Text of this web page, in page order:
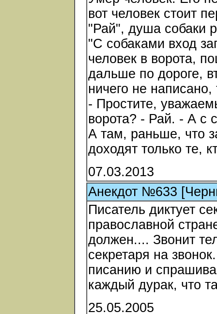
вот человек стоит
"Рай", душа собаки
"С собаками вход
человек в ворота,
дальше по дороге,
ничего не
- Простите,
ворота? - Рай. - А с
А там, раньше, что
доходят только те,
07.03.2013
Анекдот №633
Писатель диктует
православной
должен.... Звонит
секретаря на
писанию и
каждый дурак, что
25.05.2005